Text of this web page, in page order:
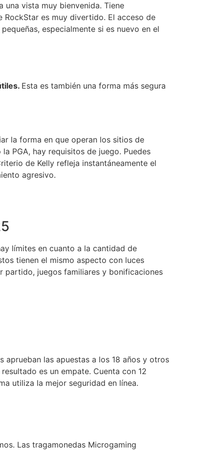
vista muy bienvenida. Tiene
es muy divertido. El acceso de
especialmente si es nuevo en el
Esta es también una forma más segura
la forma en que operan los sitios de
PGA, hay requisitos de juego. Puedes
de Kelly refleja instantáneamente el
agresivo.
límites en cuanto a la cantidad de
tienen el mismo aspecto con luces
partido, juegos familiares y bonificaciones
aprueban las apuestas a los 18 años y otros
es un empate. Cuenta con 12
utiliza la mejor seguridad en línea.
Las tragamonedas Microgaming